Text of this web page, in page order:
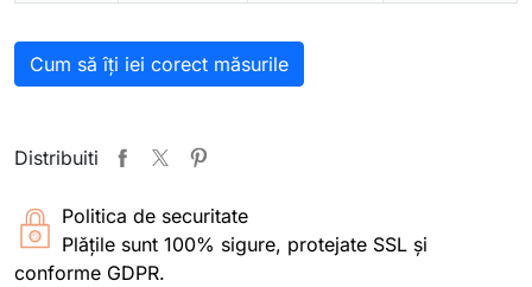
Cum să îți iei corect măsurile
Distribuiti
Politica de securitate
Plățile sunt 100% sigure, protejate SSL și
conforme GDPR.